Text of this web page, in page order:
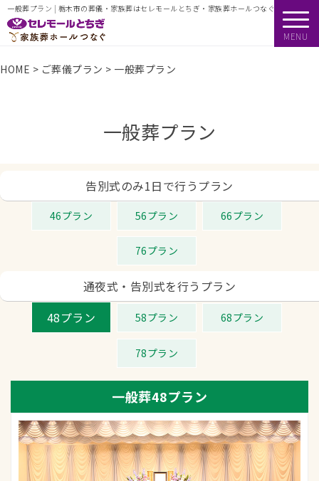
一般葬プラン | 栃木市の葬儀・家族葬はセレモールとちぎ・家族葬ホールつなぐ
MENU
HOME > ご葬儀プラン > 一般葬プラン
一般葬プラン
告別式のみ1日で行うプラン
46プラン 56プラン 66プラン
76プラン
通夜式・告別式を行うプラン
48プラン
58プラン 68プラン
78プラン
一般葬48プラン